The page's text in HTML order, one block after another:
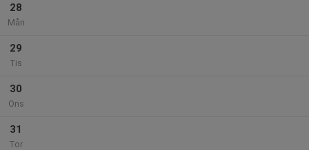
28
Mån
29
Tis
30
Ons
31
Tor